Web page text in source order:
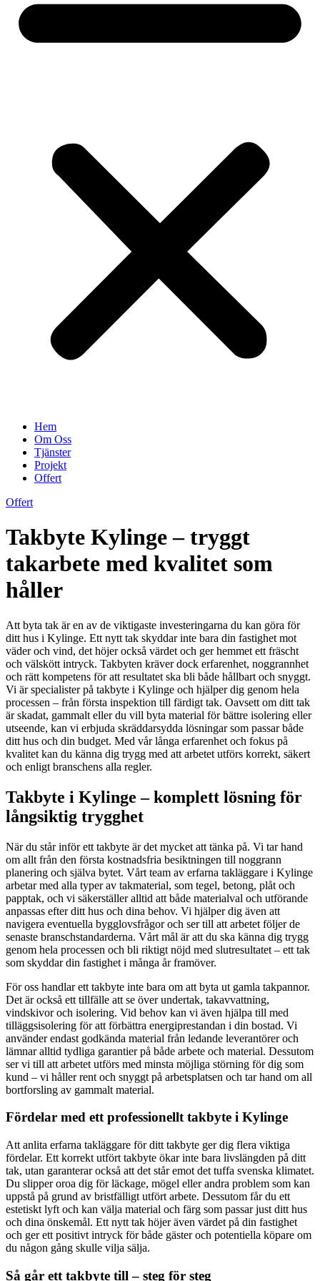
Hem
Om Oss
Tjänster
Projekt
Offert
Offert
Takbyte Kylinge – tryggt
takarbete med kvalitet som
håller
Att byta tak är en av de viktigaste investeringarna du kan göra för
ditt hus i Kylinge. Ett nytt tak skyddar inte bara din fastighet mot
väder och vind, det höjer också värdet och ger hemmet ett fräscht
och välskött intryck. Takbyten kräver dock erfarenhet, noggrannhet
och rätt kompetens för att resultatet ska bli både hållbart och snyggt.
Vi är specialister på takbyte i Kylinge och hjälper dig genom hela
processen – från första inspektion till färdigt tak. Oavsett om ditt tak
är skadat, gammalt eller du vill byta material för bättre isolering eller
utseende, kan vi erbjuda skräddarsydda lösningar som passar både
ditt hus och din budget. Med vår långa erfarenhet och fokus på
kvalitet kan du känna dig trygg med att arbetet utförs korrekt, säkert
och enligt branschens alla regler.
Takbyte i Kylinge – komplett lösning för
långsiktig trygghet
När du står inför ett takbyte är det mycket att tänka på. Vi tar hand
om allt från den första kostnadsfria besiktningen till noggrann
planering och själva bytet. Vårt team av erfarna takläggare i Kylinge
arbetar med alla typer av takmaterial, som tegel, betong, plåt och
papptak, och vi säkerställer alltid att både materialval och utförande
anpassas efter ditt hus och dina behov. Vi hjälper dig även att
navigera eventuella bygglovsfrågor och ser till att arbetet följer de
senaste branschstandarderna. Vårt mål är att du ska känna dig trygg
genom hela processen och bli riktigt nöjd med slutresultatet – ett tak
som skyddar din fastighet i många år framöver.
För oss handlar ett takbyte inte bara om att byta ut gamla takpannor.
Det är också ett tillfälle att se över undertak, takavvattning,
vindskivor och isolering. Vid behov kan vi även hjälpa till med
tilläggsisolering för att förbättra energiprestandan i din bostad. Vi
använder endast godkända material från ledande leverantörer och
lämnar alltid tydliga garantier på både arbete och material. Dessutom
ser vi till att arbetet utförs med minsta möjliga störning för dig som
kund – vi håller rent och snyggt på arbetsplatsen och tar hand om all
bortforsling av gammalt material.
Fördelar med ett professionellt takbyte i Kylinge
Att anlita erfarna takläggare för ditt takbyte ger dig flera viktiga
fördelar. Ett korrekt utfört takbyte ökar inte bara livslängden på ditt
tak, utan garanterar också att det står emot det tuffa svenska klimatet.
Du slipper oroa dig för läckage, mögel eller andra problem som kan
uppstå på grund av bristfälligt utfört arbete. Dessutom får du ett
estetiskt lyft och kan välja material och färg som passar just ditt hus
och dina önskemål. Ett nytt tak höjer även värdet på din fastighet
och ger ett positivt intryck för både gäster och potentiella köpare om
du någon gång skulle vilja sälja.
Så går ett takbyte till – steg för steg